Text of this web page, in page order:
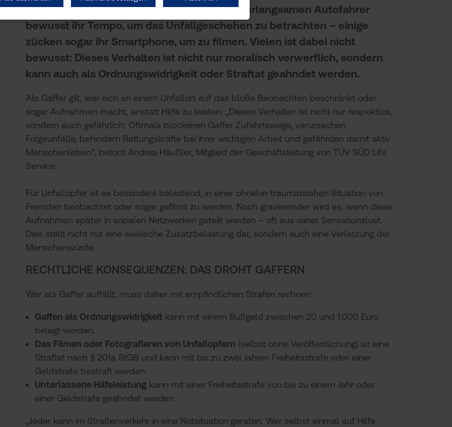
allgegenwärtig: das Gaffen. Immer wieder verlangsamen Autofahrer
bewusst ihr Tempo, um das Unfallgeschehen zu betrachten – einige
zücken sogar ihr Smartphone, um zu filmen. Vielen ist dabei nicht
bewusst: Dieses Verhalten ist nicht nur moralisch verwerflich, sondern
kann auch als Ordnungswidrigkeit oder Straftat geahndet werden.
Als Gaffer gilt, wer sich an einem Unfallort auf das bloße Beobachten beschränkt oder
sogar Aufnahmen macht, anstatt Hilfe zu leisten. „Dieses Verhalten ist nicht nur respektlos,
sondern auch gefährlich: Oftmals blockieren Gaffer Zufahrtswege, verursachen
Folgeunfälle, behindern Rettungskräfte bei ihrer wichtigen Arbeit und gefährden damit aktiv
Menschenleben“, betont Andrea Häußler, Mitglied der Geschäftsleitung von TÜV SÜD Life
Service.
Für Unfallopfer ist es besonders belastend, in einer ohnehin traumatischen Situation von
Fremden beobachtet oder sogar gefilmt zu werden. Noch gravierender wird es, wenn diese
Aufnahmen später in sozialen Netzwerken geteilt werden – oft aus reiner Sensationslust.
Dies stellt nicht nur eine seelische Zusatzbelastung dar, sondern auch eine Verletzung der
Menschenwürde.
RECHTLICHE KONSEQUENZEN: DAS DROHT GAFFERN
Wer als Gaffer auffällt, muss daher mit empfindlichen Strafen rechnen:
Gaffen als Ordnungswidrigkeit kann mit einem Bußgeld zwischen 20 und 1.000 Euro
belegt werden.
Das Filmen oder Fotografieren von Unfallopfern (selbst ohne Veröffentlichung) ist eine
Straftat nach § 201a StGB und kann mit bis zu zwei Jahren Freiheitsstrafe oder einer
Geldstrafe bestraft werden.
Unterlassene Hilfeleistung kann mit einer Freiheitsstrafe von bis zu einem Jahr oder
einer Geldstrafe geahndet werden.
„Jeder kann im Straßenverkehr in eine Notsituation geraten. Wer selbst einmal auf Hilfe